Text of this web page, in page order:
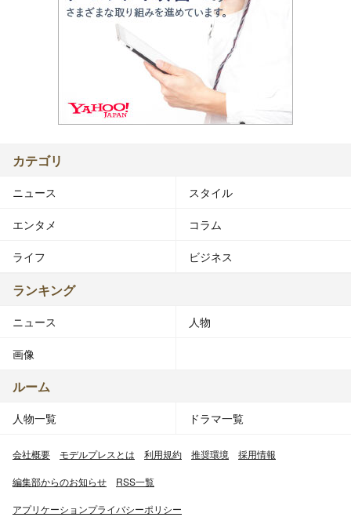
カテゴリ
ニュース スタイル
エンタメ コラム
ライフ ビジネス
ランキング
ニュース 人物
画像
ルーム
人物一覧 ドラマ一覧
会社概要 モデルプレスとは 利用規約 推奨環境 採用情報
編集部からのお知らせ RSS一覧
アプリケーションプライバシーポリシー